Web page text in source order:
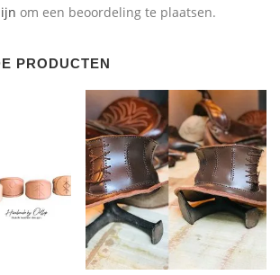
om een beoordeling te plaatsen.
PRODUCTEN